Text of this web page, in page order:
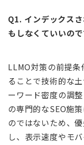
Q1. インデックス
もしなくていいの
LLMO対策の前提
ることで技術的な
ーワード密度の調
の専門的なSEO施
のではないため、
し、表示速度やモ